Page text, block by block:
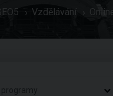
Vzdělávání
programy